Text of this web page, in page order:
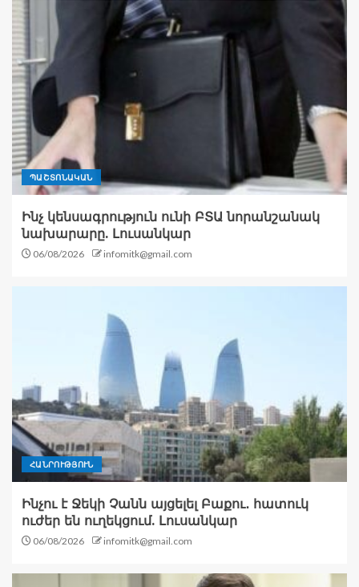
ՊԱՇՏՈՆԱԿԱՆ
Ինչ կենսագրություն ունի ԲՏԱ նորանշանակ
նախարարը. Լուսանկար
06/08/2026 infomitk@gmail.com
ՀԱՆՐՈՒԹՅՈՒՆ
Ինչու է Ջեկի Չանն այցելել Բաքու․ հատուկ
ուժեր են ուղեկցում. Լուսանկար
06/08/2026 infomitk@gmail.com